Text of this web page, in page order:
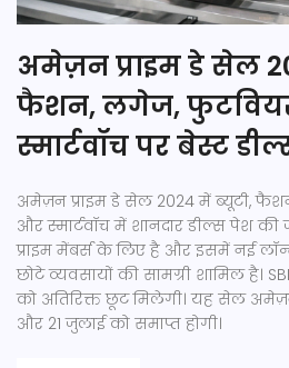
अमेज़न प्राइम डे सेल
फैशन, लगेज,
स्मार्टवॉच पर बेस्ट
अमेज़न प्राइम डे सेल 2024 में ब्यूटी,
और स्मार्टवॉच में शानदार डील्स पेश
प्राइम मेंबर्स के लिए है और इसमें नई
छोटे व्यवसायों की सामग्री शामिल है।
को अतिरिक्त छूट मिलेगी। यह सेल
और 21 जुलाई को समाप्त होगी।